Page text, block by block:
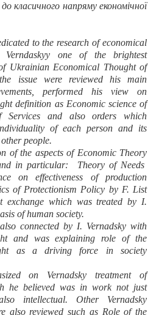
класичного напряму економічної
to the research of economical
one of the brightest
Ukrainian Economical Thought of
issue were reviewed his main
performed his view on
definition as Economic science of
Services and also orders which
of each person and its
people.
of the aspects of Economic Theory
in particular: Theory of Needs
on effectiveness of production
of Protectionism Policy by F. List
exchange which was treated by I.
of human society.
connected by I. Vernadsky with
and was explaining role of the
as a driving force in society
on Vernadsky treatment of
he believed was in work not just
intellectual. Other Vernadsky
also reviewed such as Role of the